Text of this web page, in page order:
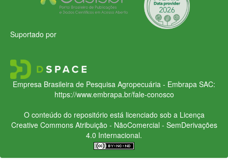
Suportado por
Empresa Brasileira de Pesquisa Agropecuária - Embrapa SAC:
https://www.embrapa.br/fale-conosco
O conteúdo do repositório está licenciado sob a Licença
Creative CommonsAtribuição - NãoComercial - SemDerivações
4.0 Internacional.